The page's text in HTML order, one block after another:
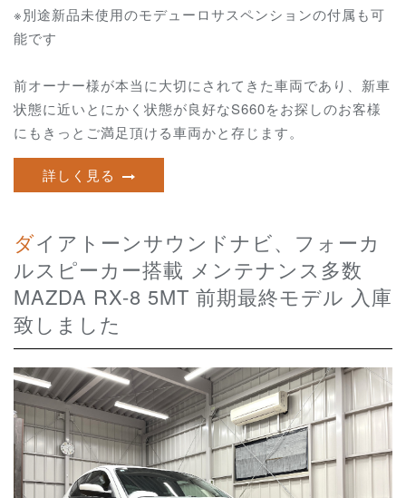
※別途新品未使用のモデューロサスペンションの付属も可
能です
前オーナー様が本当に大切にされてきた車両であり、新車
状態に近いとにかく状態が良好なS660をお探しのお客様
にもきっとご満足頂ける車両かと存じます。
詳しく見る
ダイアトーンサウンドナビ、フォーカ
ルスピーカー搭載 メンテナンス多数
MAZDA RX-8 5MT 前期最終モデル 入庫
致しました